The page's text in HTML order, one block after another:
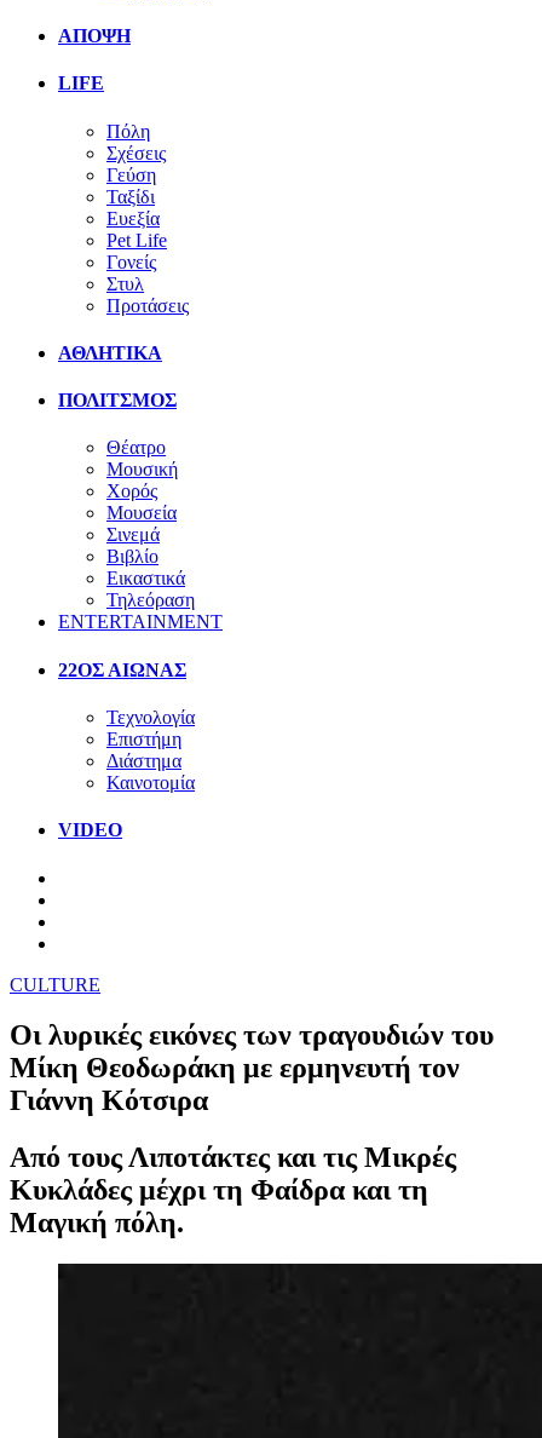
ΑΠΟΨΗ
LIFE
Πόλη
Σχέσεις
Γεύση
Ταξίδι
Ευεξία
Pet Life
Γονείς
Στυλ
Προτάσεις
ΑΘΛΗΤΙΚΑ
ΠΟΛΙΤΣΜΟΣ
Θέατρο
Μουσική
Χορός
Μουσεία
Σινεμά
Βιβλίο
Εικαστικά
Τηλεόραση
ENTERTAINMENT
22ΟΣ ΑΙΩΝΑΣ
Τεχνολογία
Επιστήμη
Διάστημα
Καινοτομία
VIDEO
CULTURE
Οι λυρικές εικόνες των τραγουδιών του
Μίκη Θεοδωράκη με ερμηνευτή τον
Γιάννη Κότσιρα
Από τους Λιποτάκτες και τις Μικρές
Κυκλάδες μέχρι τη Φαίδρα και τη
Μαγική πόλη.